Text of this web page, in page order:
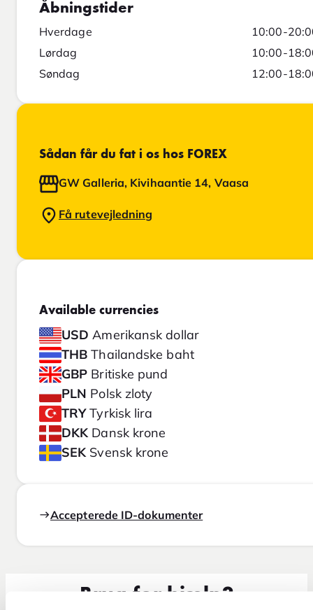
Åbningstider
Hverdage
10:00-
Lørdag
10:00-
Søndag
12:00-
Sådan får du fat i os hos FOREX
GW Galleria, Kivihaantie 14, Vaasa
Få rutevejledning
Available currencies
USDAmerikansk dollar
THBThailandske baht
GBP Britiske pund
PLN Polsk zloty
TRYTyrkisk lira
DKK Dansk krone
SEK Svensk krone
Accepterede ID-dokumenter
Brug for hjælp?